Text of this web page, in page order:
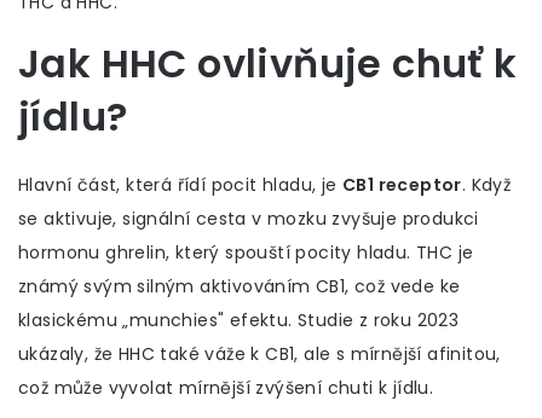
Jak HHC ovlivňuje chuť k
jídlu?
Hlavní část, která řídí pocit hladu, je CB1 receptor. Když
se aktivuje, signální cesta v mozku zvyšuje produkci
hormonu ghrelin, který spouští pocity hladu. THC je
známý svým silným aktivováním CB1, což vede ke
klasickému „munchies" efektu. Studie z roku 2023
ukázaly, že HHC také váže k CB1, ale s mírnější afinitou,
což může vyvolat mírnější zvýšení chuti k jídlu.